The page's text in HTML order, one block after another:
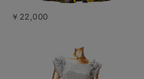
￥22,000